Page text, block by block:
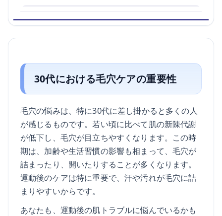
30代における毛穴ケアの重要性
毛穴の悩みは、特に30代に差し掛かると多くの人
が感じるものです。若い頃に比べて肌の新陳代謝
が低下し、毛穴が目立ちやすくなります。この時
期は、加齢や生活習慣の影響も相まって、毛穴が
詰まったり、開いたりすることが多くなります。
運動後のケアは特に重要で、汗や汚れが毛穴に詰
まりやすいからです。
あなたも、運動後の肌トラブルに悩んでいるかも